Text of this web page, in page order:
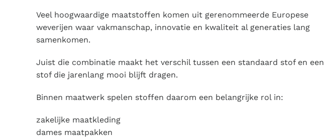
Veel hoogwaardige maatstoffen komen uit gerenommeerde Europese
weverijen waar vakmanschap, innovatie en kwaliteit al generaties lang
samenkomen.
Juist die combinatie maakt het verschil tussen een standaard stof en een
stof die jarenlang mooi blijft dragen.
Binnen maatwerk spelen stoffen daarom een belangrijke rol in:
zakelijke maatkleding
dames maatpakken